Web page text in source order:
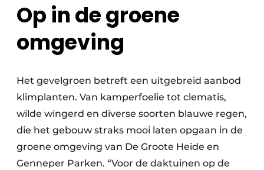
Op in de groene
omgeving
Het gevelgroen betreft een uitgebreid aanbod
klimplanten. Van kamperfoelie tot clematis,
wilde wingerd en diverse soorten blauwe regen,
die het gebouw straks mooi laten opgaan in de
groene omgeving van De Groote Heide en
Genneper Parken. “Voor de daktuinen op de